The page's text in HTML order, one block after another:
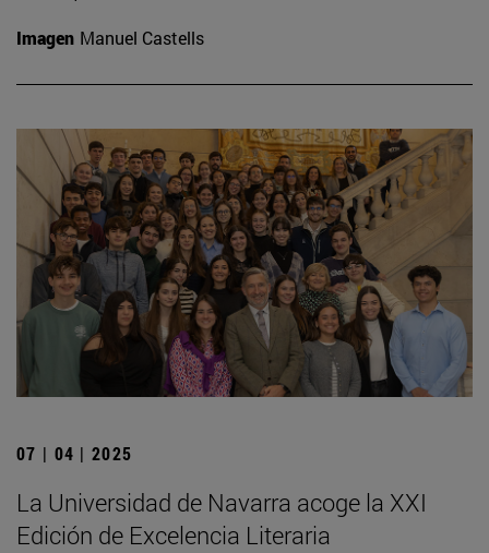
Imagen Manuel Castells
07 | 04 | 2025
La Universidad de Navarra acoge la XXI
Edición de Excelencia Literaria